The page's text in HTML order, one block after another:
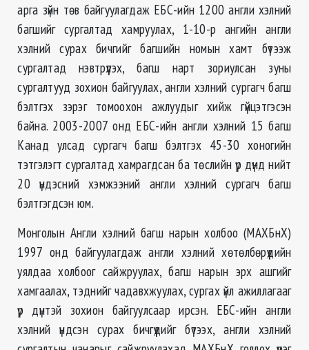
арга зүйн төв байгуулагдаж ЕБС-ийн 1200 англи хэлний
багшийг сургалтад хамруулах, 1-10-р ангийн англи
хэлний сурах бичгийг багшийн номын хамт бүтээж
сургалтад нэвтрүүлэх, багш нарт зориулсан зуны
сургалтууд зохион байгуулах, англи хэлний сургагч багш
бэлтгэх зэрэг томоохон ажлуудыг хийж гүйцэтгэсэн
байна. 2003-2007 онд ЕБС-ийн англи хэлний 15 багш
Канад улсад сургагч багш бэлтгэх 45-30 хоногийн
тэтгэлэгт сургалтад хамрагдсан ба төслийн үр дүнд нийт
20 үндэсний хэмжээний англи хэлний сургагч багш
бэлтгэгдсэн юм.
Монголын Англи хэлний багш нарын холбоо (МАХБнХ)
1997 онд байгуулагдаж англи хэлний хөтөлбөрүүдийн
уялдаа холбоог сайжруулах, багш нарын эрх ашгийг
хамгаалах, тэднийг чадавхжуулах, сургах үйл ажиллагааг
үр дүнтэй зохион байгуулсаар ирсэн. ЕБС-ийн англи
хэлний үндсэн сурах бичгүүдийг бүтээх, англи хэлний